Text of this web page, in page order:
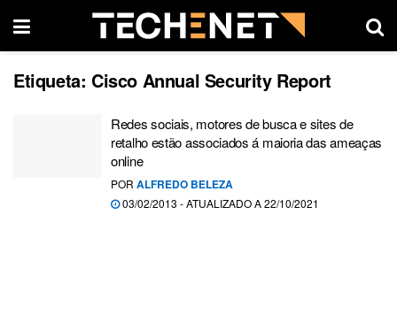
Etiqueta: Cisco Annual Security Report
Redes sociais, motores de busca e sites de
retalho estão associados á maioria das ameaças
online
POR ALFREDO BELEZA
03/02/2013 - ATUALIZADO A 22/10/2021